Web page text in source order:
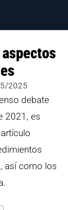
2025
debate
2021, es
así como los